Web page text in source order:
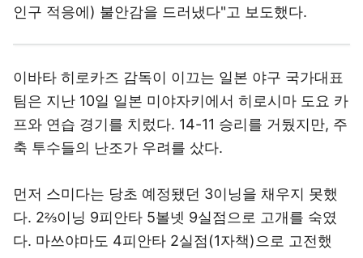
인구 적응에) 불안감을 드러냈다"고 보도했다.
팀은 지난 10일 일본 미야자키에서 히로시마 도요 카
프와 연습 경기를 치렀다. 14-11 승리를 거뒀지만, 주
축 투수들의 난조가 우려를 샀다.
다. 2⅔이닝 9피안타 5볼넷 9실점으로 고개를 숙였
다. 마쓰야마도 4피안타 2실점(1자책)으로 고전했
다.